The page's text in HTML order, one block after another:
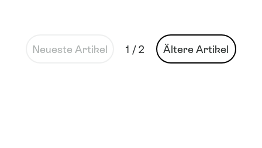
Neueste Artikel 1 / 2 Ältere Artikel